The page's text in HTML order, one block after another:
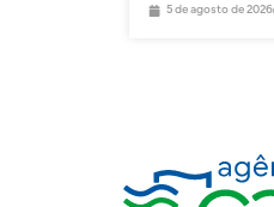
5 de agosto de 2026